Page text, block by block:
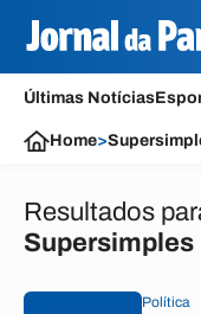
Últimas Notícias
Home>
Resultados
Supersimples
Política